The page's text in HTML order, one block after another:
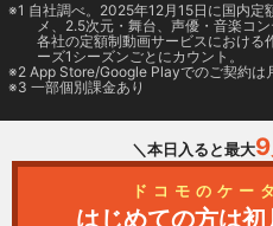
1 自社調べ。2025年12月15日に国内定
メ、2.5次元・舞台、声優・音楽コ
各社の定額制動画サービスにおける
ーズ1シーズンごとにカウント。
2 App Store/Google Playでのご契約は
3 一部個別課金あり
＼本日入ると最大9
ドコモのケー
はじめての方は